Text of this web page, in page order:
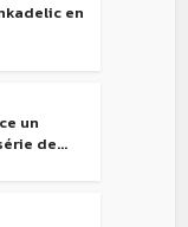
en
un
de...